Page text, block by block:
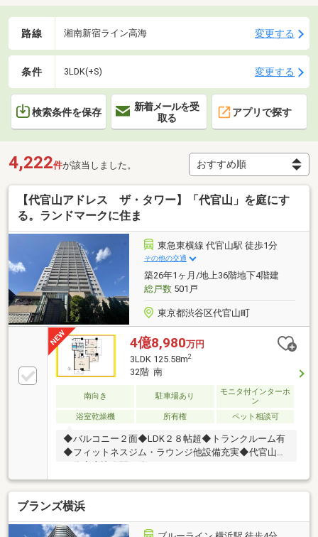
実した暮らしを実現できるでしょう。
路線 湘南新宿ライン高海 変更する
条件 3LDK(+S) 変更する
検索条件を保存
新着メールを受
取る
アプリで探す
4,222件が該当しました。
【代官山アドレス ザ・タワー】「代官山」を庭にす
る。ランドマークに住ま
東急東横線 代官山駅 徒歩1分
その他の交通
築26年1ヶ月/地上36階地下4階建
総戸数501戸
東京都渋谷区代官山町
4億8,980万円
3LDK 125.58m2
32階 南
南向き 駐車場あり
モニタ付インターホ
ン
浴室乾燥機
所有権 ペット相談可
◆バルコニー２面◆LDK２８帖超◆トランクルーム有
◆フィットネスジム・ラウンジ他設備充実◆代官山駅
１分◆恵比寿駅８分□□□□ NOT OLD，BE
CLASSIC. □□□□■ウォールメイトは【かかりつけの不
動産屋】として 徹底的にまで顧客主義を貫く事をお約
束いたします■都心エリアに特化した情報網を駆使
し、最良の不動産をご提案■住宅ローンシュミレーシ
ョン無料相談会 毎日随時開催中■ウォールメイトオ
ブランズ横浜